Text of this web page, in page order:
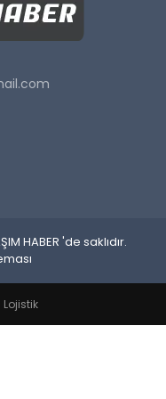
HABER 'de saklıdır.
Lojistik